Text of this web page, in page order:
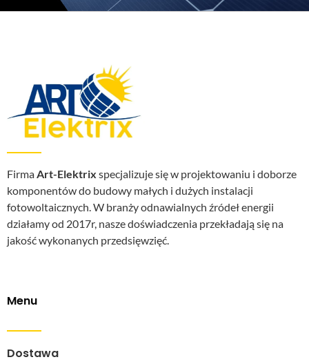
FirmaArt-Elektrix specjalizuje się w projektowaniu i doborze
komponentów do budowy małych i dużych instalacji
fotowoltaicznych. W branży odnawialnych źródeł energii
działamy od 2017r, nasze doświadczenia przekładają się na
jakość wykonanych przedsięwzięć.
Menu
Dostawa